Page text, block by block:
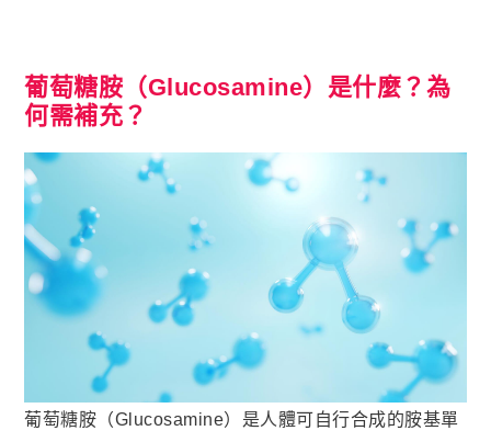
赤兔．海藻鈣鎂D3K2
紅潤．酵母B群+微膠囊鐵
傾城．德國水解膠原蛋白
透亮．西印度櫻桃維他命Ｃ
🥇 世界品質評鑑-金獎
至尊・黑瑪卡+酵母鋅 (熱銷NO1.)
飛龍．高純度左旋精胺酸 (熱銷第NO2.)
英雄．20倍南瓜籽+茄紅素
葡萄糖胺（Glucosamine）是什麼？為
何需補充？
葡萄糖胺（Glucosamine）是人體可自行合成的胺基單